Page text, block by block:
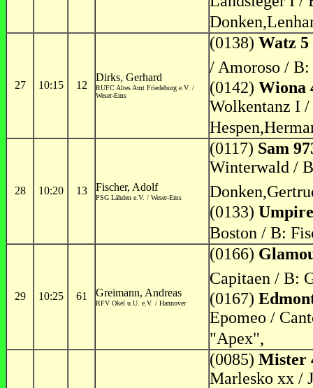
27 10:15 12
Dirks, Gerhard
RUFC Altes Amt Friedeburg e.V. /
Weser-Ems
(0138) Watz 5
/ Amoroso / B:
(0142) Wiona
Wolkentanz I
28 10:20 13 Fischer, Adolf
PSG Lähden e.V. / Weser-Ems
(0117) Sam
Winterwald /
(0133)
Boston / B:
29 10:25 61 Greimann, Andreas
RFV Okel u.U. e.V. / Hannover
(0166)
Capitaen / B:
(0167)
Epomeo /
"Apex",
(0085) Mister
Marlesko xx /